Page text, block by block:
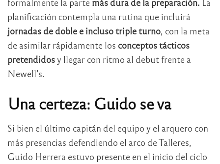
formalmente la parte más dura de la preparación. La
planificación contempla una rutina que incluirá
jornadas de doble e incluso triple turno, con la meta
de asimilar rápidamente los conceptos tácticos
pretendidosy llegar con ritmo al debut frente a
Newell’s.
Una certeza: Guido se va
Si bien el último capitán del equipo y el arquero con
más presencias defendiendo el arco de Talleres,
Guido Herrera estuvo presente en el inicio del ciclo